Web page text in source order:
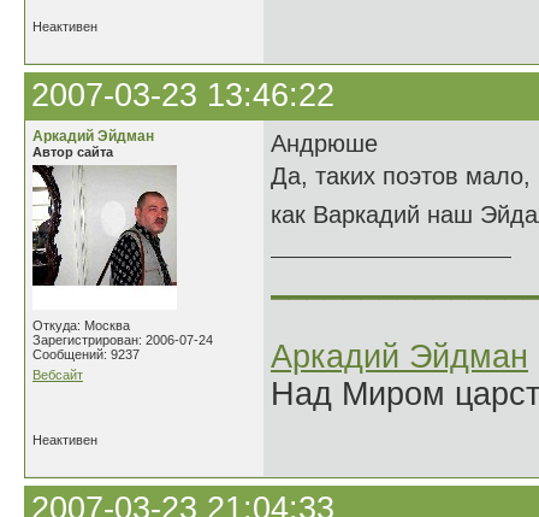
Неактивен
2007-03-23 13:46:22
Аркадий Эйдман
Автор сайта
Откуда: Москва
Зарегистрирован: 2006-07-24
Сообщений: 9237
Вебсайт
Андрюше
Да, таких поэтов мало,
как Варкадий наш
Аркадий Эйдман
Над Миром
Неактивен
2007-03-23 21:04:33